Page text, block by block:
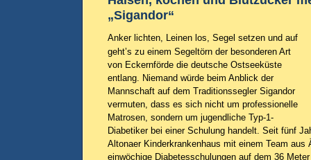
„Sigandor“
Anker lichten, Leinen los, Segel setzen und auf
geht’s zu einem Segeltörn der besonderen Art
von Eckernförde die deutsche Ostseeküste
entlang. Niemand würde beim Anblick der
Mannschaft auf dem Traditionssegler Sigandor
vermuten, dass es sich nicht um professionelle
Matrosen, sondern um jugendliche Typ-1-
Diabetiker bei einer Schulung handelt. Seit fünf
Altonaer Kinderkrankenhaus mit einem Team aus
einwöchige Diabetesschulungen auf dem 36